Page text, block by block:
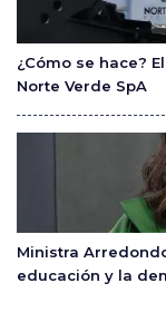
¿Cómo se hace?
Norte Verde SpA
Ministra
educación y la